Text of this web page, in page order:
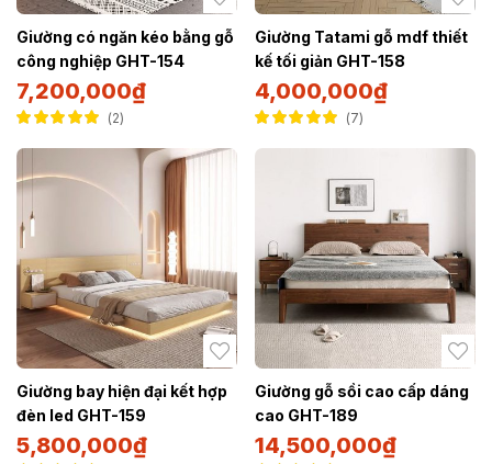
Giường có ngăn kéo bằng gỗ
công nghiệp GHT-154
7,200,000₫
5.005 sao
2
Giường Tatami gỗ mdf thiết
kế tối giản GHT-158
4,000,000₫
5.005 sao
7
Giường bay hiện đại kết hợp
đèn led GHT-159
5,800,000₫
Giường gỗ sồi cao cấp dáng
cao GHT-189
14,500,000₫